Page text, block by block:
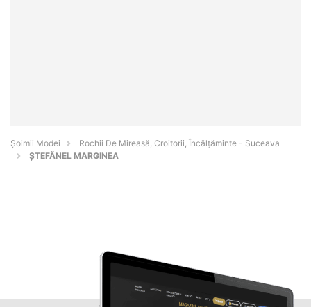
Șoimii Modei
Rochii De Mireasă, Croitorii, Încălțăminte - Suceava
ȘTEFĂNEL MARGINEA